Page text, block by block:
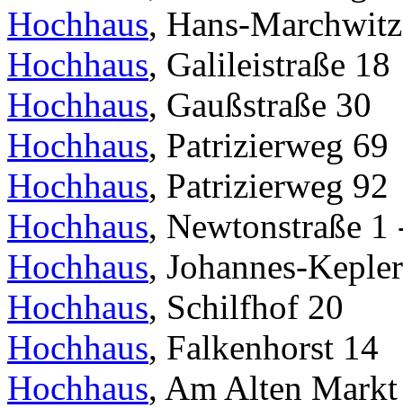
Hochhaus, Hans-
Hochhaus, Galileistraße 18
Hochhaus, Gaußstraße 30
Hochhaus, Patrizierweg 69
Hochhaus, Patrizierweg 92
Hochhaus, Newtonstraße 1
Hochhaus, Johannes-
Hochhaus, Schilfhof 20
Hochhaus, Falkenhorst 14
Hochhaus, Am Alten